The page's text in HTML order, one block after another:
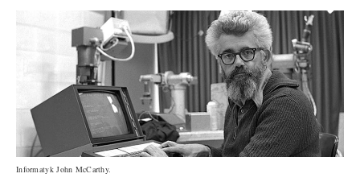
Informatyk John McCarthy.